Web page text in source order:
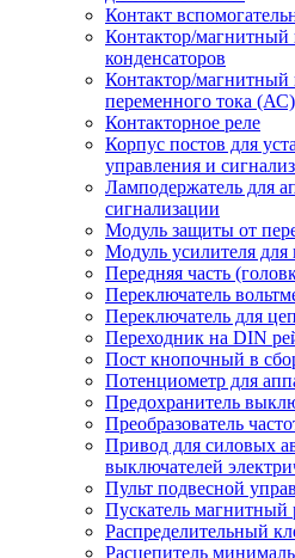
Контакт
Контактор/магнитный
конденсаторов
Контактор/магнитный
переменного тока (АС)
Контакторное реле
Корпус постов для
управления и
Ламподержатель для
сигнализации
Модуль защиты от
Модуль усилителя для
Передняя часть
Переключатель
Переключатель для
Переходник на DIN
Пост кнопочный в
Потенциометр для
Предохранитель
Преобразователь
Привод для силовых
выключателей
Пульт подвесной
Пускатель магнитный
Распределительный
Расцепитель